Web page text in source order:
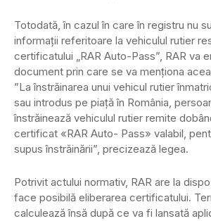
Totodată, în cazul în care în registru nu
informaţii referitoare la vehiculul rutier
certificatului „RAR Auto-Pass”, RAR va
document prin care se va menţiona
”La înstrăinarea unui vehicul rutier
sau introdus pe piață în România,
înstrăinează vehiculul rutier remite
certificat «RAR Auto- Pass» valabil,
supus înstrăinării”, precizează legea.
Potrivit actului normativ, RAR are la
face posibilă eliberarea certificatului.
calculează însă după ce va fi lansată